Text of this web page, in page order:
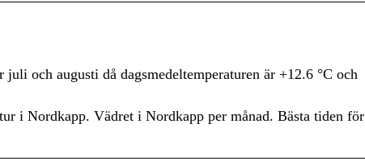
och augusti då dagsmedeltemperaturen är +12.6 °C och
i Nordkapp. Vädret i Nordkapp per månad. Bästa tiden för